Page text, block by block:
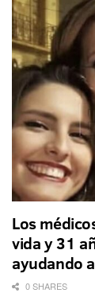
Los
vida y 31
ayudando
0 SHARES